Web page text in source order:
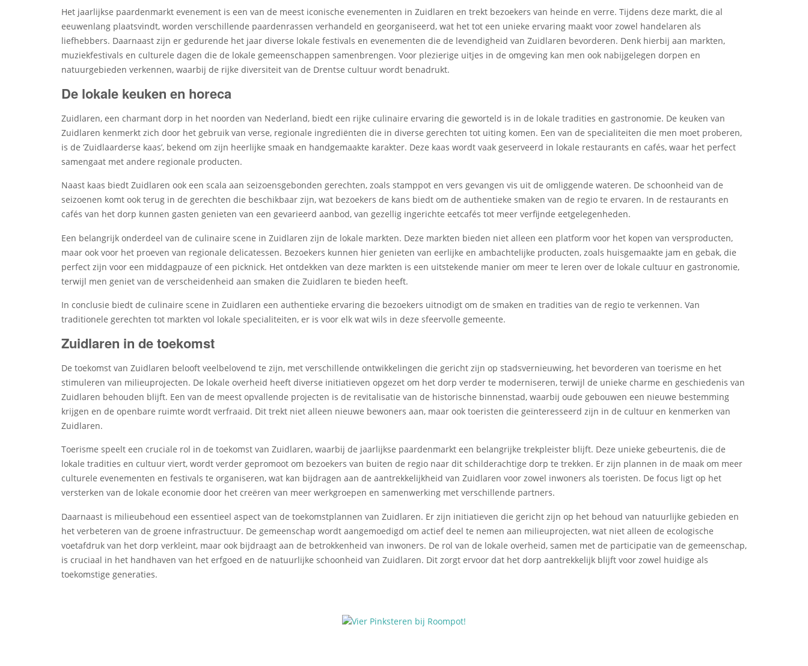
Het jaarlijkse paardenmarkt evenement is een van de meest iconische evenementen in Zuidlaren en trekt bezoekers van heinde en verre. Tijdens deze markt, die al
eeuwenlang plaatsvindt, worden verschillende paardenrassen verhandeld en georganiseerd, wat het tot een unieke ervaring maakt voor zowel handelaren als
liefhebbers. Daarnaast zijn er gedurende het jaar diverse lokale festivals en evenementen die de levendigheid van Zuidlaren bevorderen. Denk hierbij aan markten,
muziekfestivals en culturele dagen die de lokale gemeenschappen samenbrengen. Voor plezierige uitjes in de omgeving kan men ook nabijgelegen dorpen en
natuurgebieden verkennen, waarbij de rijke diversiteit van de Drentse cultuur wordt benadrukt.
De lokale keuken en horeca
Zuidlaren, een charmant dorp in het noorden van Nederland, biedt een rijke culinaire ervaring die geworteld is in de lokale tradities en gastronomie. De keuken van
Zuidlaren kenmerkt zich door het gebruik van verse, regionale ingrediënten die in diverse gerechten tot uiting komen. Een van de specialiteiten die men moet proberen,
is de ‘Zuidlaarderse kaas’, bekend om zijn heerlijke smaak en handgemaakte karakter. Deze kaas wordt vaak geserveerd in lokale restaurants en cafés, waar het perfect
samengaat met andere regionale producten.
Naast kaas biedt Zuidlaren ook een scala aan seizoensgebonden gerechten, zoals stamppot en vers gevangen vis uit de omliggende wateren. De schoonheid van de
seizoenen komt ook terug in de gerechten die beschikbaar zijn, wat bezoekers de kans biedt om de authentieke smaken van de regio te ervaren. In de restaurants en
cafés van het dorp kunnen gasten genieten van een gevarieerd aanbod, van gezellig ingerichte eetcafés tot meer verfijnde eetgelegenheden.
Een belangrijk onderdeel van de culinaire scene in Zuidlaren zijn de lokale markten. Deze markten bieden niet alleen een platform voor het kopen van versproducten,
maar ook voor het proeven van regionale delicatessen. Bezoekers kunnen hier genieten van eerlijke en ambachtelijke producten, zoals huisgemaakte jam en gebak, die
perfect zijn voor een middagpauze of een picknick. Het ontdekken van deze markten is een uitstekende manier om meer te leren over de lokale cultuur en gastronomie,
terwijl men geniet van de verscheidenheid aan smaken die Zuidlaren te bieden heeft.
In conclusie biedt de culinaire scene in Zuidlaren een authentieke ervaring die bezoekers uitnodigt om de smaken en tradities van de regio te verkennen. Van
traditionele gerechten tot markten vol lokale specialiteiten, er is voor elk wat wils in deze sfeervolle gemeente.
Zuidlaren in de toekomst
De toekomst van Zuidlaren belooft veelbelovend te zijn, met verschillende ontwikkelingen die gericht zijn op stadsvernieuwing, het bevorderen van toerisme en het
stimuleren van milieuprojecten. De lokale overheid heeft diverse initiatieven opgezet om het dorp verder te moderniseren, terwijl de unieke charme en geschiedenis van
Zuidlaren behouden blijft. Een van de meest opvallende projecten is de revitalisatie van de historische binnenstad, waarbij oude gebouwen een nieuwe bestemming
krijgen en de openbare ruimte wordt verfraaid. Dit trekt niet alleen nieuwe bewoners aan, maar ook toeristen die geïnteresseerd zijn in de cultuur en kenmerken van
Zuidlaren.
Toerisme speelt een cruciale rol in de toekomst van Zuidlaren, waarbij de jaarlijkse paardenmarkt een belangrijke trekpleister blijft. Deze unieke gebeurtenis, die de
lokale tradities en cultuur viert, wordt verder gepromoot om bezoekers van buiten de regio naar dit schilderachtige dorp te trekken. Er zijn plannen in de maak om meer
culturele evenementen en festivals te organiseren, wat kan bijdragen aan de aantrekkelijkheid van Zuidlaren voor zowel inwoners als toeristen. De focus ligt op het
versterken van de lokale economie door het creëren van meer werkgroepen en samenwerking met verschillende partners.
Daarnaast is milieubehoud een essentieel aspect van de toekomstplannen van Zuidlaren. Er zijn initiatieven die gericht zijn op het behoud van natuurlijke gebieden en
het verbeteren van de groene infrastructuur. De gemeenschap wordt aangemoedigd om actief deel te nemen aan milieuprojecten, wat niet alleen de ecologische
voetafdruk van het dorp verkleint, maar ook bijdraagt aan de betrokkenheid van inwoners. De rol van de lokale overheid, samen met de participatie van de gemeenschap,
is cruciaal in het handhaven van het erfgoed en de natuurlijke schoonheid van Zuidlaren. Dit zorgt ervoor dat het dorp aantrekkelijk blijft voor zowel huidige als
toekomstige generaties.